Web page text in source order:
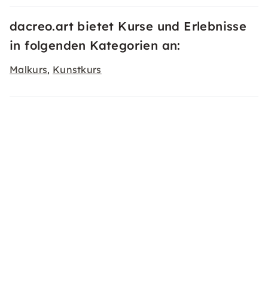
dacreo.art bietet Kurse und Erlebnisse
in folgenden Kategorien an:
Malkurs, Kunstkurs